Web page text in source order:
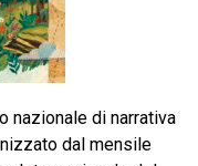
nazionale di narrativa
dal mensile